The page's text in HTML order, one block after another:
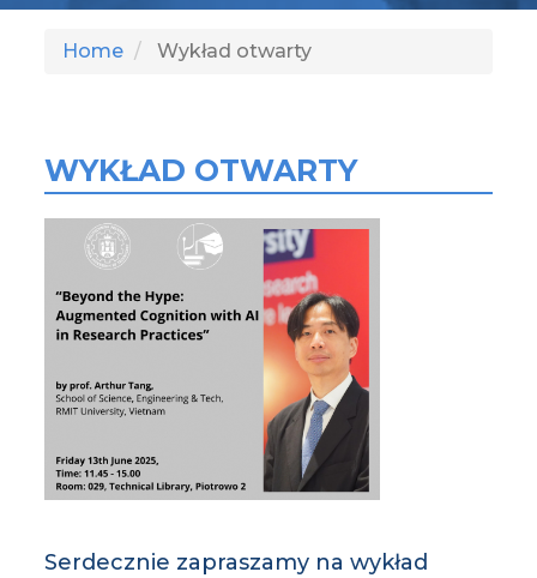
Home Wykład otwarty
WYKŁAD OTWARTY
Serdecznie zapraszamy na wykład